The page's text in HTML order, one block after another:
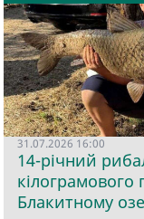
31.07.2026 16:00
14-річний
кілограмового
Блакитному